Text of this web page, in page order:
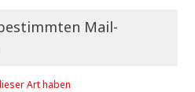
Mail-
Art haben